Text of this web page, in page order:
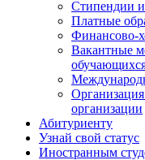
Стипендии
Платные
Финансово-
Вакантные
организации
Абитуриенту
Узнай свой статус
Иностранным